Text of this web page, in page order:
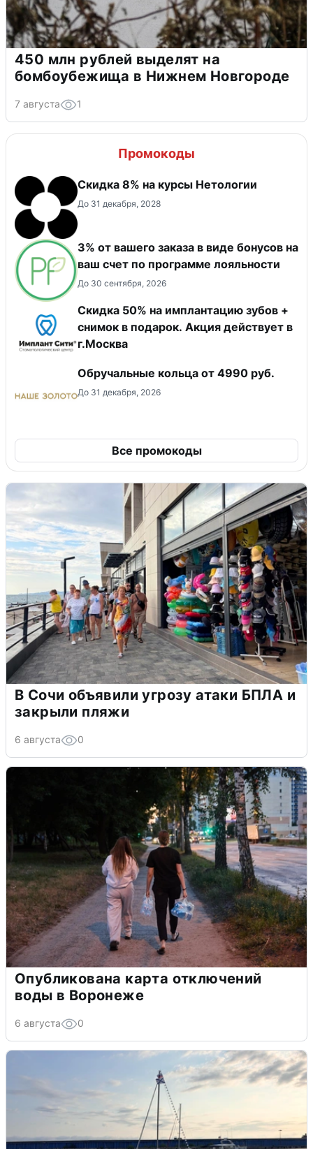
450 млн рублей выделят на
бомбоубежища в Нижнем Новгороде
7 августа 1
Промокоды
Скидка 8% на курсы Нетологии
До 31 декабря, 2028
3% от вашего заказа в виде бонусов на
ваш счет по программе лояльности
До 30 сентября, 2026
Скидка 50% на имплантацию зубов +
снимок в подарок. Акция действует в
г.Москва
Обручальные кольца от 4990 руб.
До 31 декабря, 2026
Все промокоды
В Сочи объявили угрозу атаки БПЛА и
закрыли пляжи
6 августа 0
Опубликована карта отключений
воды в Воронеже
6 августа 0